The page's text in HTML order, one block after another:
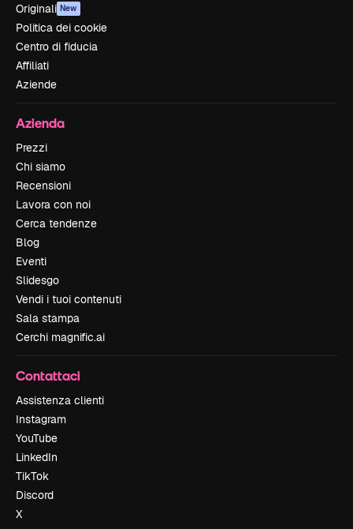
Originali New
Politica dei cookie
Centro di fiducia
Affiliati
Aziende
Azienda
Prezzi
Chi siamo
Recensioni
Lavora con noi
Cerca tendenze
Blog
Eventi
Slidesgo
Vendi i tuoi contenuti
Sala stampa
Cerchi magnific.ai
Contattaci
Assistenza clienti
Instagram
YouTube
LinkedIn
TikTok
Discord
X